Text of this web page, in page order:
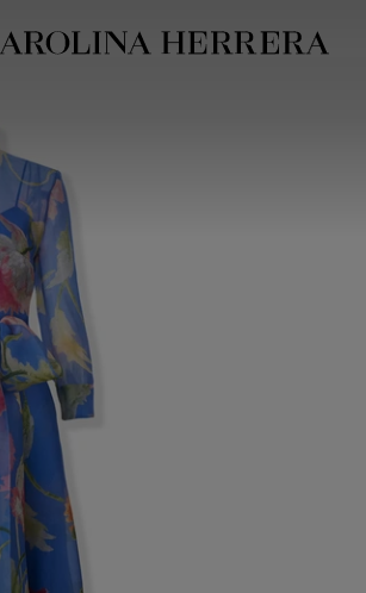
بيان إمكانية الوصول (الرابط)